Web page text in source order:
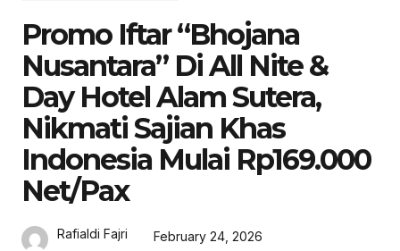
Promo Iftar “Bhojana
Nusantara” Di All Nite &
Day Hotel Alam Sutera,
Nikmati Sajian Khas
Indonesia Mulai Rp169.000
Net/Pax
Rafialdi Fajri February 24, 2026